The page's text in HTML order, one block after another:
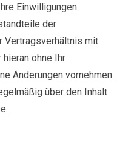
Einwilligungen
der
Vertragsverhältnis mit
ohne Ihr
Änderungen vornehmen.
über den Inhalt